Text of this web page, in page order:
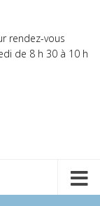
rendez-vous
de 8 h 30 à 10 h